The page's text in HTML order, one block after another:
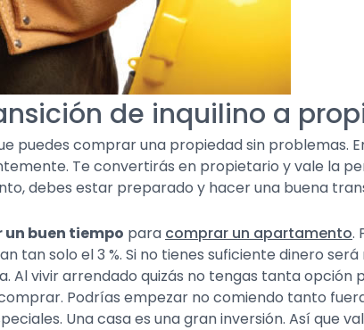
de inquilino a
puedes comprar una propiedad sin
Te convertirás en propietario y vale la
debes estar preparado y hacer una buena
buen tiempo para comprar un apartamento.
tan solo el 3 %. Si no tienes suficiente dinero
Al vivir arrendado quizás no tengas tanta
Podrías empezar no comiendo tanto
Una casa es una gran inversión. Así que